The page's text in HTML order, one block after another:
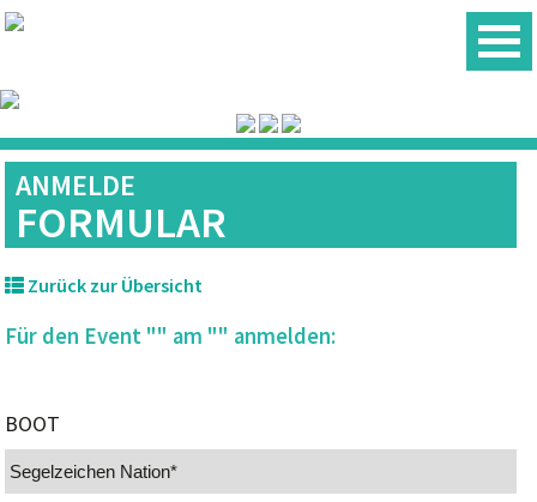
ANMELDE
FORMULAR
Zurück zur Übersicht
Für den Event "" am "" anmelden:
BOOT